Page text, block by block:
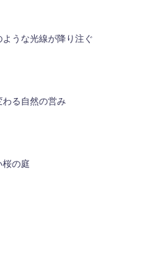
ような光線が降り注ぐ
わる自然の営み
桜の庭